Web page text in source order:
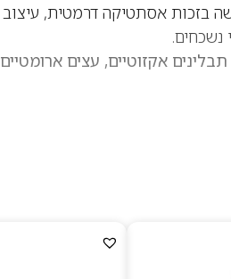
בזכות אסתטיקה דרמטית, עיצוב
נשכחים.
אקזוטיים, עצים ארומטיים
עצמם הם יצירת אומנות: